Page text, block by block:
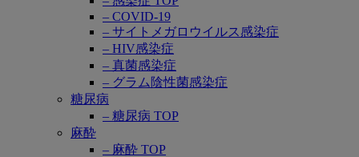
– COVID-19
– サイトメガロウイルス感染症
– HIV感染症
– 真菌感染症
– グラム陰性菌感染症
糖尿病
– 糖尿病 TOP
麻酔
– 麻酔 TOP